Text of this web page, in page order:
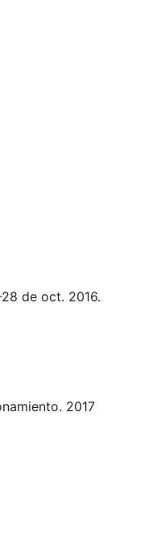
de oct. 2016.
2017